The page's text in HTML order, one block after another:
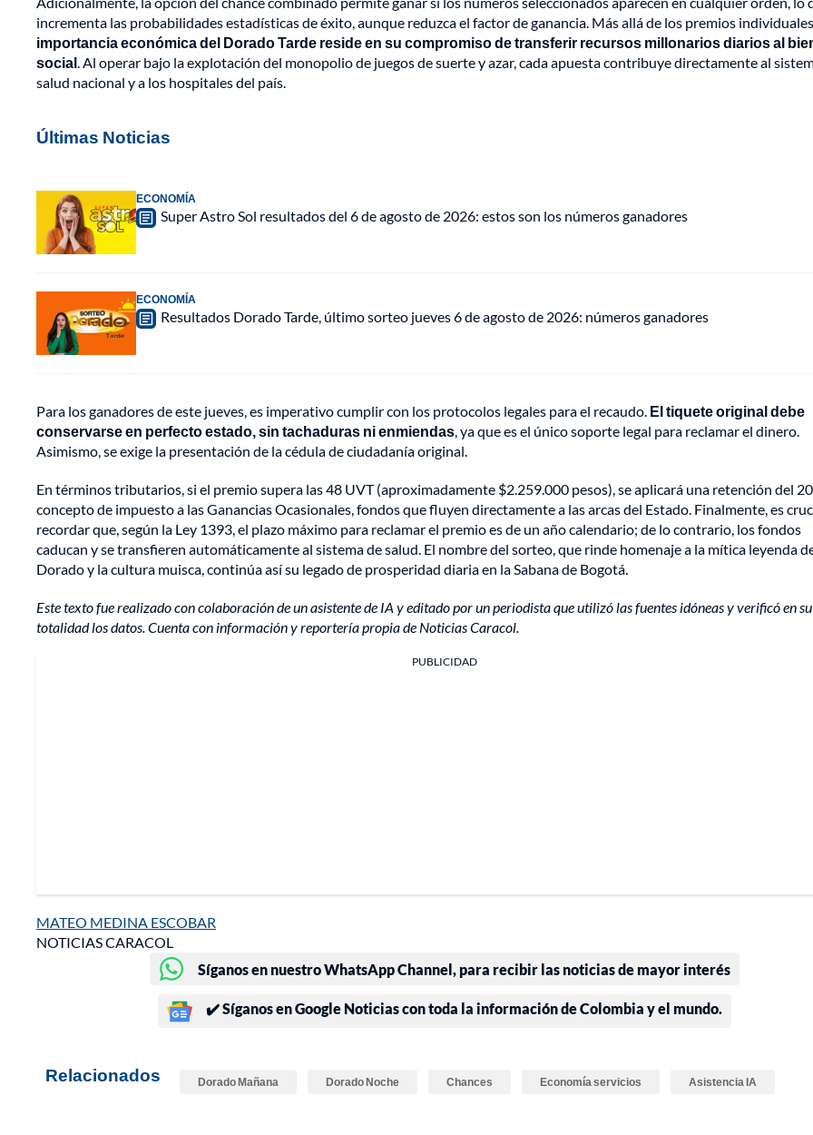
incrementa las probabilidades estadísticas de éxito, aunque reduzca el factor de ganancia. Más allá de los premios
importancia económica del Dorado Tarde reside en su compromiso de transferir recursos millonarios diarios al
social. Al operar bajo la explotación del monopolio de juegos de suerte y azar, cada apuesta contribuye directamente al
salud nacional y a los hospitales del país.
Últimas Noticias
ECONOMÍA
Super Astro Sol resultados del 6 de agosto de 2026: estos son los números ganadores
ECONOMÍA
Resultados Dorado Tarde, último sorteo jueves 6 de agosto de 2026: números ganadores
Para los ganadores de este jueves, es imperativo cumplir con los protocolos legales para el recaudo. El tiquete original debe
conservarse en perfecto estado, sin tachaduras ni enmiendas, ya que es el único soporte legal para reclamar el dinero.
Asimismo, se exige la presentación de la cédula de ciudadanía original.
En términos tributarios, si el premio supera las 48 UVT (aproximadamente $2.259.000 pesos), se aplicará una retención del
concepto de impuesto a las Ganancias Ocasionales, fondos que fluyen directamente a las arcas del Estado. Finalmente, es
recordar que, según la Ley 1393, el plazo máximo para reclamar el premio es de un año calendario; de lo contrario, los fondos
caducan y se transfieren automáticamente al sistema de salud. El nombre del sorteo, que rinde homenaje a la mítica leyenda
Dorado y la cultura muisca, continúa así su legado de prosperidad diaria en la Sabana de Bogotá.
Este texto fue realizado con colaboración de un asistente de IA y editado por un periodista que utilizó las fuentes idóneas y verificó en su
totalidad los datos. Cuenta con información y reportería propia de Noticias Caracol.
PUBLICIDAD
MATEO MEDINA ESCOBAR
NOTICIAS CARACOL
Síganos en nuestro WhatsApp Channel, para recibir las noticias de mayor interés
✔️ Síganos en Google Noticias con toda la información de Colombia y el mundo.
Relacionados Dorado Mañana Dorado Noche Chances Economía servicios Asistencia IA